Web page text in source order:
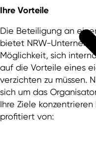
Ihre Vorteile
Die Beteiligung an
bietet NRW-
Möglichkeit, sich
auf die Vorteile eines
verzichten zu müssen.
sich um das
Ihre Ziele
profitiert von: